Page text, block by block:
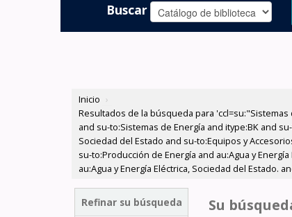
Buscar
Inicio ›
Resultados de la búsqueda para 'ccl=su:"Sistemas
and su-to:Sistemas de Energía and itype:BK and
Sociedad del Estado and su-to:Equipos y
su-to:Producción de Energía and au:Agua y
au:Agua y Energía Eléctrica, Sociedad del Estado.
Refinar su búsqueda Su